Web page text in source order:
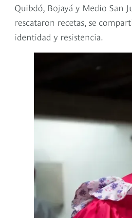
Quibdó, Bojayá y Medio San
rescataron recetas, se
identidad y resistencia.